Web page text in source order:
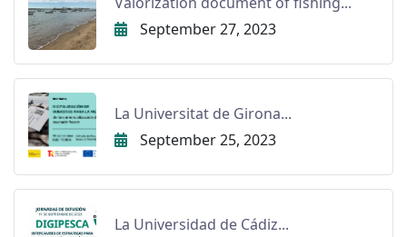
September 27, 2023
La Universitat de Girona...
September 25, 2023
La Universidad de Cádiz...